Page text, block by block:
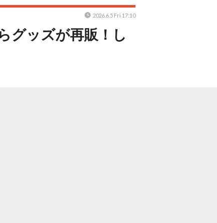
グッズが再販！し
2026.6.5 Fri 17:10